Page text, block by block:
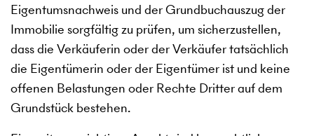
Eigentumsnachweis und der Grundbuchauszug der
Immobilie sorgfältig zu prüfen, um sicherzustellen,
dass die Verkäuferin oder der Verkäufer tatsächlich
die Eigentümerin oder der Eigentümer ist und keine
offenen Belastungen oder Rechte Dritter auf dem
Grundstück bestehen.